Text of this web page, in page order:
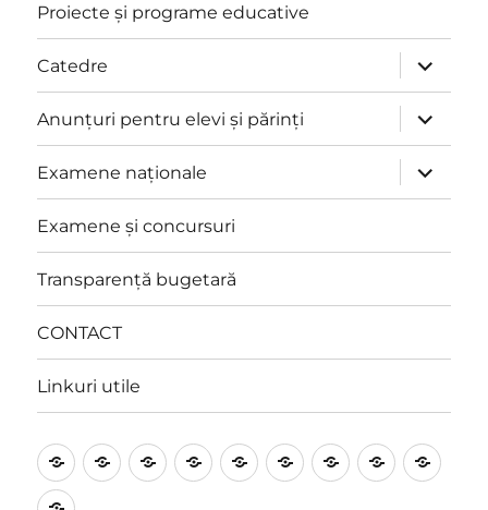
Proiecte și programe educative
Catedre
extinde
meniul
copil
Anunțuri pentru elevi și părinți
extinde
meniul
copil
Examene naționale
extinde
meniul
copil
Examene și concursuri
Transparență bugetară
CONTACT
Linkuri utile
PrezentareManagement
ProiecteCatedreAnunțuriExameneExamene
Linkuri